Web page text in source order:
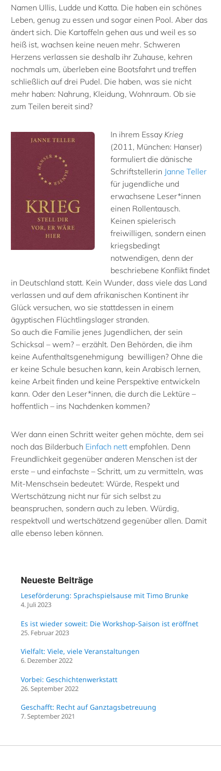
Namen Ullis, Ludde und Katta. Die haben ein schönes
Leben, genug zu essen und sogar einen Pool. Aber das
ändert sich. Die Kartoffeln gehen aus und weil es so
heiß ist, wachsen keine neuen mehr. Schweren
Herzens verlassen sie deshalb ihr Zuhause, kehren
nochmals um, überleben eine Bootsfahrt und treffen
schließlich auf drei Pudel. Die haben, was sie nicht
mehr haben: Nahrung, Kleidung, Wohnraum. Ob sie
zum Teilen bereit sind?
In ihrem Essay Krieg
(2011, München: Hanser)
formuliert die dänische
Schriftstellerin Janne Teller
für jugendliche und
erwachsene Leser*innen
einen Rollentausch.
Keinen spielerisch
freiwilligen, sondern einen
kriegsbedingt
notwendigen, denn der
beschriebene Konflikt findet
in Deutschland statt. Kein Wunder, dass viele das Land
verlassen und auf dem afrikanischen Kontinent ihr
Glück versuchen, wo sie stattdessen in einem
ägyptischen Flüchtlingslager stranden.
So auch die Familie jenes Jugendlichen, der sein
Schicksal – wem? – erzählt. Den Behörden, die ihm
keine Aufenthaltsgenehmigung bewilligen? Ohne die
er keine Schule besuchen kann, kein Arabisch lernen,
keine Arbeit finden und keine Perspektive entwickeln
kann. Oder den Leser*innen, die durch die Lektüre –
hoffentlich – ins Nachdenken kommen?
Wer dann einen Schritt weiter gehen möchte, dem sei
noch das Bilderbuch Einfach nett empfohlen. Denn
Freundlichkeit gegenüber anderen Menschen ist der
erste – und einfachste – Schritt, um zu vermitteln, was
Mit-Menschsein bedeutet: Würde, Respekt und
Wertschätzung nicht nur für sich selbst zu
beanspruchen, sondern auch zu leben. Würdig,
respektvoll und wertschätzend gegenüber allen. Damit
alle ebenso leben können.
Neueste Beiträge
Leseförderung: Sprachspielsause mit Timo Brunke
4. Juli 2023
Es ist wieder soweit: Die Workshop-Saison ist eröffnet
25. Februar 2023
Vielfalt: Viele, viele Veranstaltungen
6. Dezember 2022
Vorbei: Geschichtenwerkstatt
26. September 2022
Geschafft: Recht auf Ganztagsbetreuung
7. September 2021